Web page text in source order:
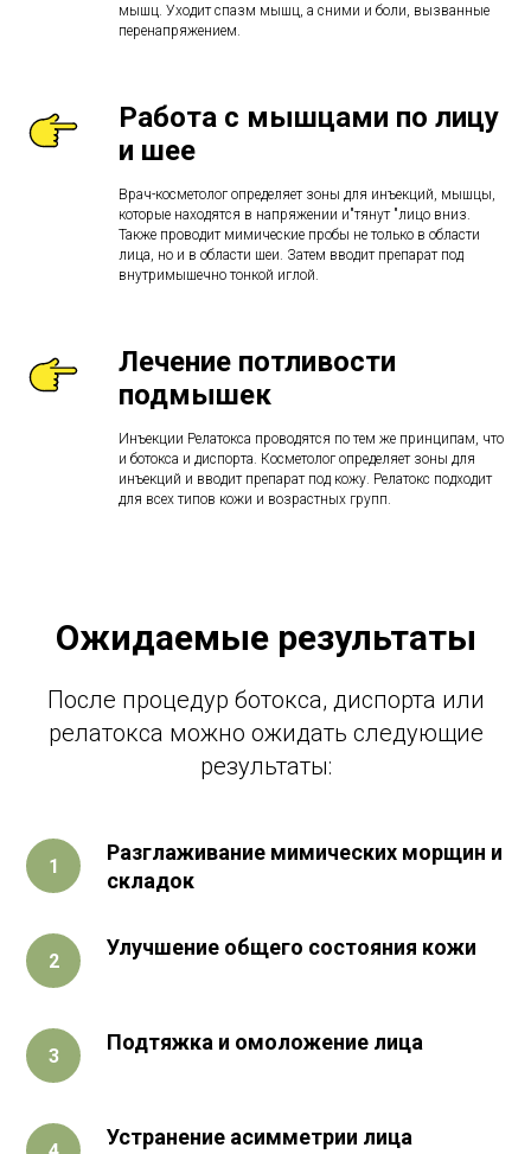
мышц. Уходит спазм мышц, а сними и боли, вызванные
перенапряжением.
Работа с мышцами по лицу
и шее
Врач-косметолог определяет зоны для инъекций, мышцы,
которые находятся в напряжении и"тянут "лицо вниз.
Также проводит мимические пробы не только в области
лица, но и в области шеи. Затем вводит препарат под
внутримышечно тонкой иглой.
Лечение потливости
подмышек
Инъекции Релатокса проводятся по тем же принципам, что
и ботокса и диспорта. Косметолог определяет зоны для
инъекций и вводит препарат под кожу. Релатокс подходит
для всех типов кожи и возрастных групп.
Ожидаемые результаты
После процедур ботокса, диспорта или
релатокса можно ожидать следующие
результаты:
Разглаживание мимических морщин и
складок
Улучшение общего состояния кожи
Подтяжка и омоложение лица
Устранение асимметрии лица